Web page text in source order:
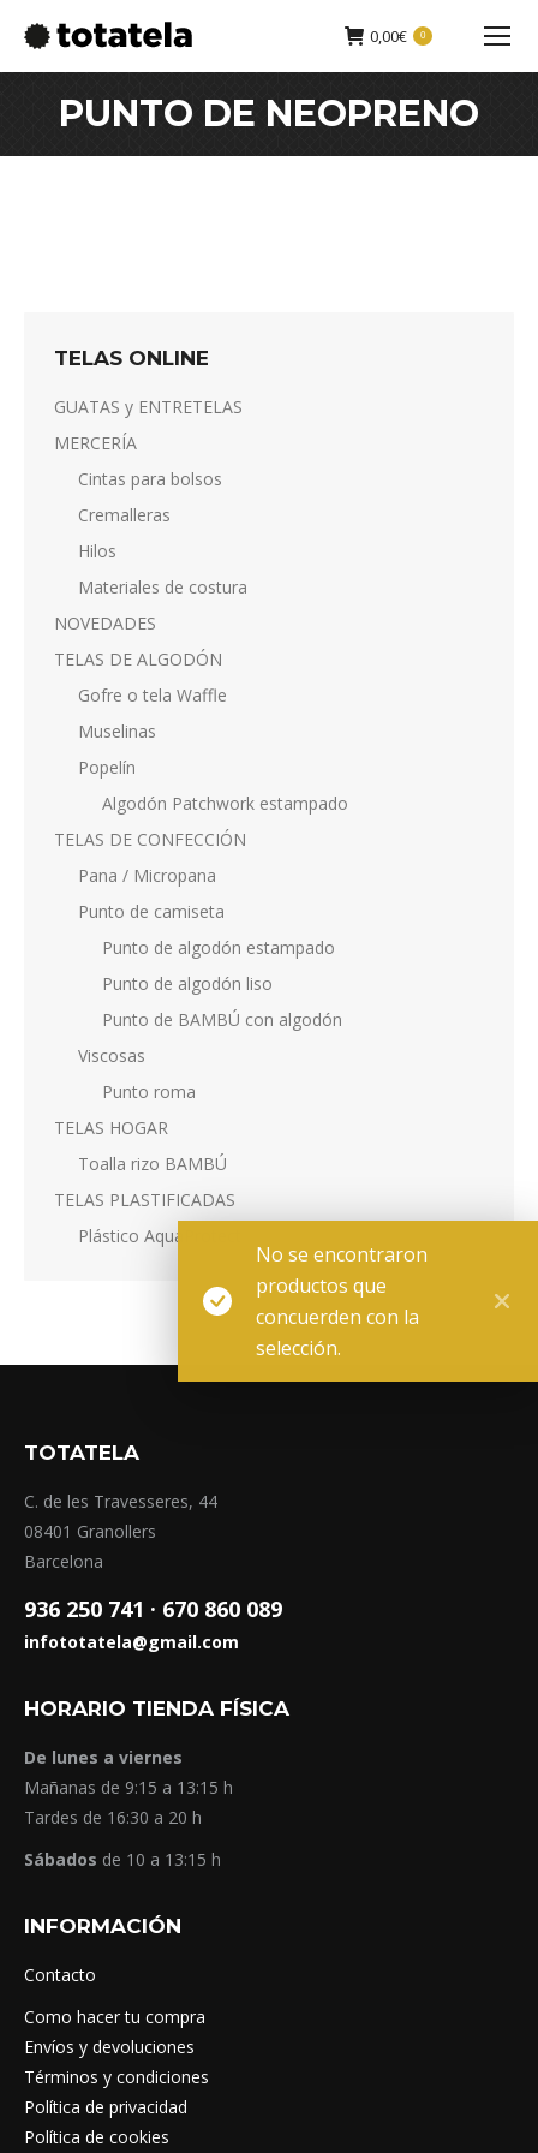
0,00€ 0
Buscar:
PUNTO DE NEOPRENO
No se encontraron
productos que
concuerden con la
selección.
TELAS ONLINE
GUATAS y ENTRETELAS
MERCERÍA
Cintas para bolsos
Cremalleras
Hilos
Materiales de costura
NOVEDADES
TELAS DE ALGODÓN
Gofre o tela Waffle
Muselinas
Popelín
Algodón Patchwork estampado
TELAS DE CONFECCIÓN
Pana / Micropana
Punto de camiseta
Punto de algodón estampado
Punto de algodón liso
Punto de BAMBÚ con algodón
Viscosas
Punto roma
TELAS HOGAR
Toalla rizo BAMBÚ
TELAS PLASTIFICADAS
Plástico AquaProtect
TOTATELA
C. de les Travesseres, 44
08401 Granollers
Barcelona
936 250 741 · 670 860 089
infototatela@gmail.com
HORARIO TIENDA FÍSICA
De lunes a viernes
Mañanas de 9:15 a 13:15 h
Tardes de 16:30 a 20 h
Sábados de 10 a 13:15 h
INFORMACIÓN
Contacto
Como hacer tu compra
Envíos y devoluciones
Términos y condiciones
Política de privacidad
Política de cookies